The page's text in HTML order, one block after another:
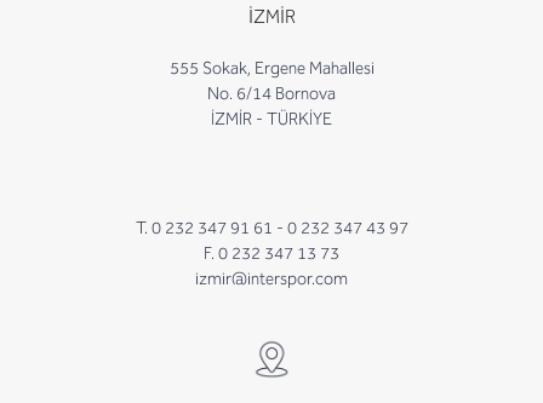
İZMİR
555 Sokak, Ergene Mahallesi
No. 6/14 Bornova
İZMİR - TÜRKİYE
T. 0 232 347 91 61 - 0 232 347 43 97
F. 0 232 347 13 73
izmir@interspor.com